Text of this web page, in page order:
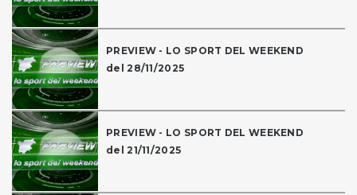
PREVIEW - LO SPORT DEL WEEKEND
del 28/11/2025
PREVIEW - LO SPORT DEL WEEKEND
del 21/11/2025